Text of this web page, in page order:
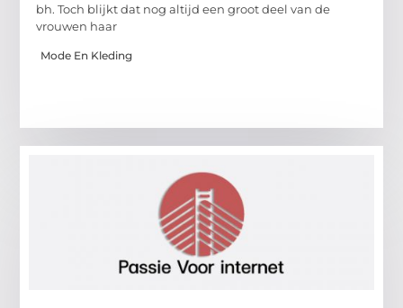
bh. Toch blijkt dat nog altijd een groot deel van de
vrouwen haar
Mode En Kleding